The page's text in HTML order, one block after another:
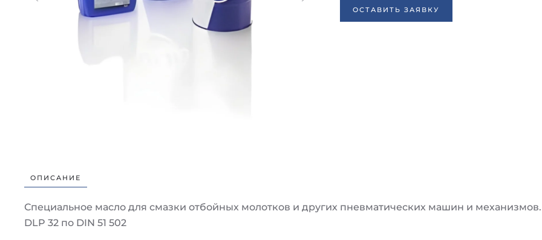
ОСТАВИТЬ ЗАЯВКУ
ОПИСАНИЕ
Специальное масло для смазки отбойных молотков и других пневматических машин и механизмов.
DLP 32 по DIN 51 502